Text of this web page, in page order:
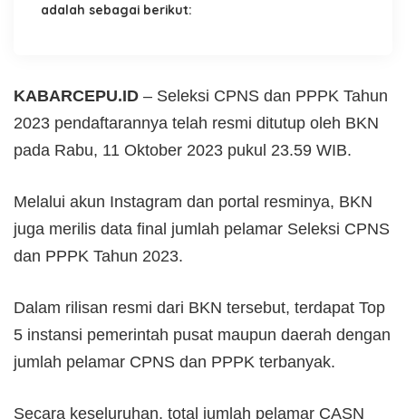
adalah sebagai berikut:
KABARCEPU.ID – Seleksi CPNS dan PPPK Tahun
2023 pendaftarannya telah resmi ditutup oleh BKN
pada Rabu, 11 Oktober 2023 pukul 23.59 WIB.
Melalui akun Instagram dan portal resminya, BKN
juga merilis data final jumlah pelamar Seleksi CPNS
dan PPPK Tahun 2023.
Dalam rilisan resmi dari BKN tersebut, terdapat Top
5 instansi pemerintah pusat maupun daerah dengan
jumlah pelamar CPNS dan PPPK terbanyak.
Secara keseluruhan, total jumlah pelamar CASN